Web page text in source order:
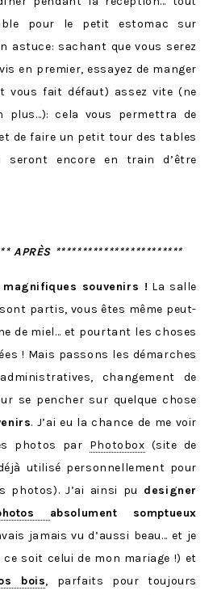
pour le petit estomac sur
astuce: sachant que vous serez
en premier, essayez de manger
vous fait défaut) assez vite (ne
plus…): cela vous permettra de
de faire un petit tour des tables
seront encore en train d’être
APRÈS ************************
souvenirs ! La salle
partis, vous êtes même peut-
de miel… et pourtant les choses
! Mais passons les démarches
changement de
se pencher sur quelque chose
. J’ai eu la chance de me voir
photos par Photobox (site de
utilisé personnellement pour
photos). J’ai ainsi pu designer
absolument somptueux
jamais vu d’aussi beau… et je
soit celui de mon mariage !) et
bois, parfaits pour toujours